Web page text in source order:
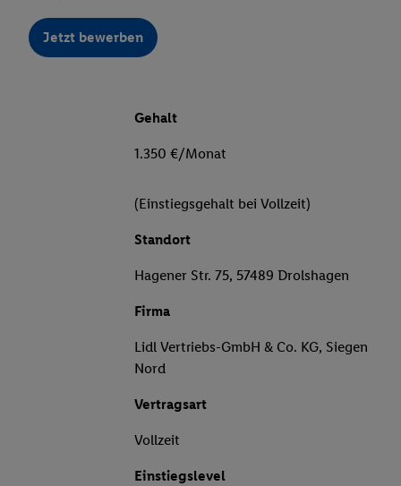
Jetzt bewerben
Gehalt
1.350 €/Monat
(Einstiegsgehalt bei Vollzeit)
Standort
Hagener Str. 75, 57489 Drolshagen
Firma
Lidl Vertriebs-GmbH & Co. KG, Siegen
Nord
Vertragsart
Vollzeit
Einstiegslevel